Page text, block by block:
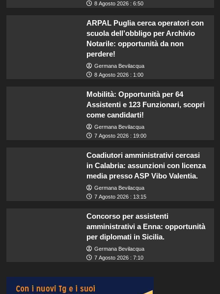
8 Agosto 2026 : 6:50
ARPAL Puglia cerca operatori con
scuola dell’obbligo per Archivio
Notarile: opportunità da non
perdere!
Germana Bevilacqua
8 Agosto 2026 : 1:00
Mobilità: Opportunità per 64
Assistenti e 123 Funzionari, scopri
come candidarti!
Germana Bevilacqua
7 Agosto 2026 : 19:00
Coadiutori amministrativi cercasi
in Calabria: assunzioni con licenza
media presso ASP Vibo Valentia.
Germana Bevilacqua
7 Agosto 2026 : 13:15
Concorso per assistenti
amministrativi a Enna: opportunità
per diplomati in Sicilia.
Germana Bevilacqua
7 Agosto 2026 : 7:10